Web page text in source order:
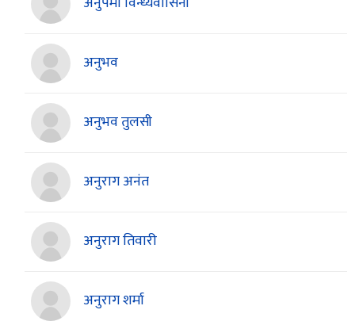
अनुभव
अनुभव तुलसी
अनुराग अनंत
अनुराग तिवारी
अनुराग शर्मा